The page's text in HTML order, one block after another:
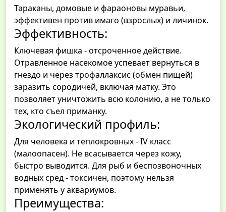
Тараканы, домовые и фараоновы муравьи,
эффективен против имаго (взрослых) и личинок.
Эффективность:
Ключевая фишка - отсроченное действие.
Отравленное насекомое успевает вернуться в
гнездо и через трофаллаксис (обмен пищей)
заразить сородичей, включая матку. Это
позволяет уничтожить всю колонию, а не только
тех, кто съел приманку.
Экологический профиль:
Для человека и теплокровных - IV класс
(малоопасен). Не всасывается через кожу,
быстро выводится. Для рыб и беспозвоночных
водных сред - токсичен, поэтому нельзя
применять у аквариумов.
Преимущества: